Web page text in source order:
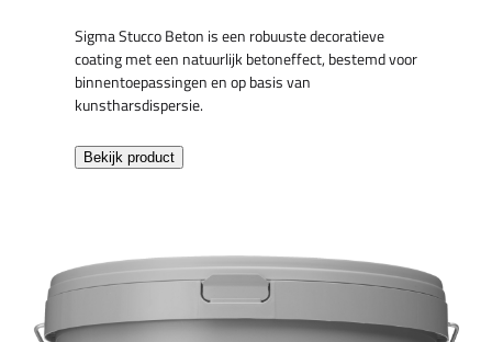
Sigma Stucco Beton is een robuuste decoratieve
coating met een natuurlijk betoneffect, bestemd voor
binnentoepassingen en op basis van
kunstharsdispersie.
Bekijk product